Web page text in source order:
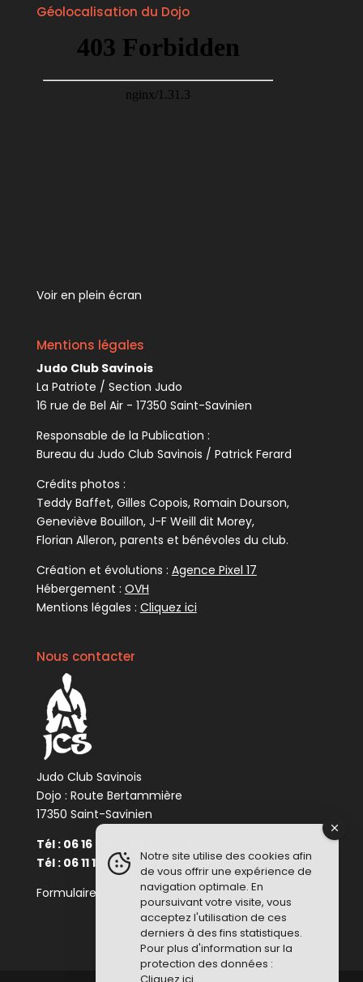
Géolocalisation du Dojo
Voir en plein écran
Mentions légales
Judo Club Savinois
La Patriote / Section Judo
16 rue de Bel Air - 17350 Saint-Savinien
Responsable de la Publication :
Bureau du Judo Club Savinois / Patrick Ferard
Crédits photos :
Teddy Baffet, Gilles Copois, Romain Dourson,
Geneviève Bouillon, J-F Weill dit Morey,
Florian Alleron, parents et bénévoles du club.
Création et évolutions : Agence Pixel 17
Hébergement : OVH
Mentions légales : Cliquez ici
Nous contacter
Judo Club Savinois
Dojo : Route Bertammière
17350 Saint-Savinien
Tél : 06 16 08 23 76 (président)
Tél : 06 11 10 34 48 (enseignant)
Formulaire de contact :Cliquez ici
Notre site utilise des cookies afin
de vous offrir une expérience de
navigation optimale. En
poursuivant votre visite, vous
acceptez l'utilisation de ces
derniers à des fins statistiques.
Pour plus d'information sur la
protection des données :